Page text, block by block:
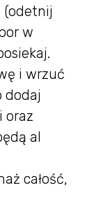
(odetnij
w
i wrzuć
dodaj
oraz
al
całość,